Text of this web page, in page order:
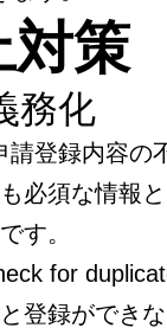
対策
務化
登録内容の
必須な情報
す。
for
登録ができ